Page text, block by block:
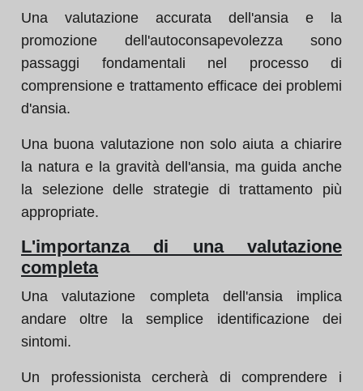
Una valutazione accurata dell'ansia e la
promozione dell'autoconsapevolezza sono
passaggi fondamentali nel processo di
comprensione e trattamento efficace dei problemi
d'ansia.
Una buona valutazione non solo aiuta a chiarire
la natura e la gravità dell'ansia, ma guida anche
la selezione delle strategie di trattamento più
appropriate.
L'importanza di una valutazione
completa
Una valutazione completa dell'ansia implica
andare oltre la semplice identificazione dei
sintomi.
Un professionista cercherà di comprendere i